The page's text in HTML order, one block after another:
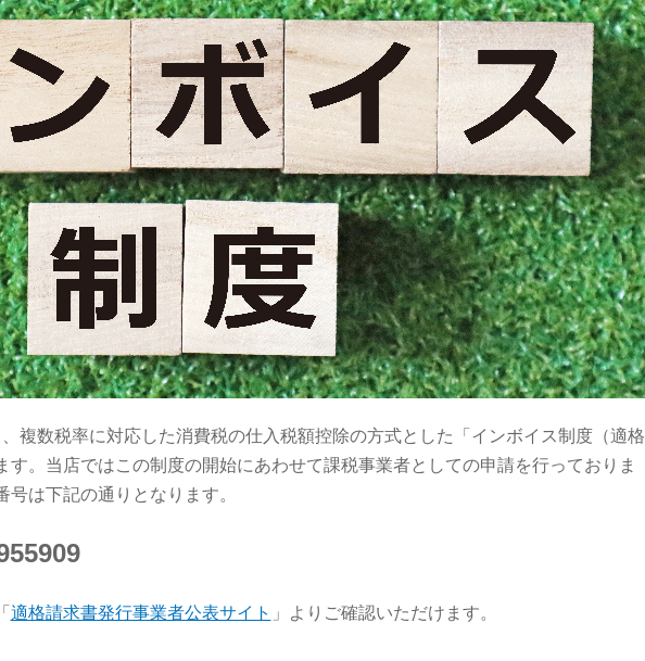
複数税率に対応した消費税の仕入税額控除の方式とした「インボイス制度（適格
す。当店ではこの制度の開始にあわせて課税事業者としての申請を行っておりま
は下記の通りとなります。
適格請求書発行事業者公表サイト 」よりご確認いただけます。